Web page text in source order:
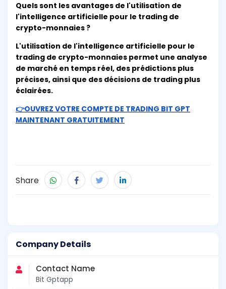
Company Details
Contact Name
Bit Gptapp
Quels sont les avantages de l'utilisation de
l'intelligence artificielle pour le trading de
crypto-monnaies ?
L'utilisation de l'intelligence artificielle pour le
trading de crypto-monnaies permet une analyse
de marché en temps réel, des prédictions plus
précises, ainsi que des décisions de trading plus
éclairées.
👉OUVREZ VOTRE COMPTE DE TRADING BIT GPT
MAINTENANT GRATUITEMENT
Share